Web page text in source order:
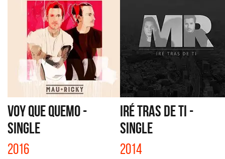
VOY QUE QUEMO -
SINGLE
2016
IRÉ TRAS DE TI -
SINGLE
2014